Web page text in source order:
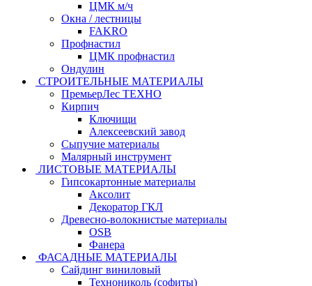
ЦМК м/ч
Окна / лестницы
FAKRO
Профнастил
ЦМК профнастил
Ондулин
СТРОИТЕЛЬНЫЕ МАТЕРИАЛЫ
ПремьерЛес ТЕХНО
Кирпич
Ключищи
Алексеевский завод
Сыпучие материалы
Малярный инструмент
ЛИСТОВЫЕ МАТЕРИАЛЫ
Гипсокартонные материалы
Аксолит
Декоратор ГКЛ
Древесно-волокнистые материалы
OSB
Фанера
ФАСАДНЫЕ МАТЕРИАЛЫ
Сайдинг виниловый
Технониколь (софиты)